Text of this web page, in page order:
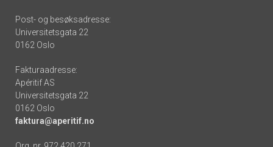
Post- og besøksadresse:
Universitetsgata 22
0162 Oslo
Fakturaadresse:
Apéritif AS
Universitetsgata 22
0162 Oslo
faktura@aperitif.no